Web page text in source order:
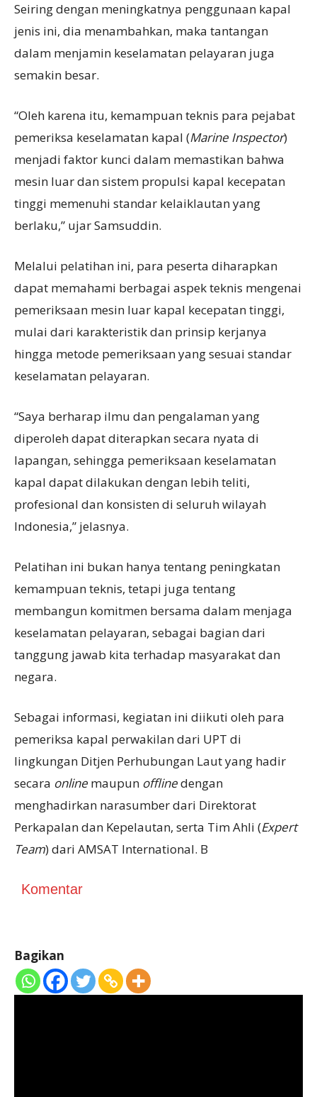
Seiring dengan meningkatnya penggunaan kapal
jenis ini, dia menambahkan, maka tantangan
dalam menjamin keselamatan pelayaran juga
semakin besar.
“Oleh karena itu, kemampuan teknis para pejabat
pemeriksa keselamatan kapal (Marine Inspector)
menjadi faktor kunci dalam memastikan bahwa
mesin luar dan sistem propulsi kapal kecepatan
tinggi memenuhi standar kelaiklautan yang
berlaku,” ujar Samsuddin.
Melalui pelatihan ini, para peserta diharapkan
dapat memahami berbagai aspek teknis mengenai
pemeriksaan mesin luar kapal kecepatan tinggi,
mulai dari karakteristik dan prinsip kerjanya
hingga metode pemeriksaan yang sesuai standar
keselamatan pelayaran.
“Saya berharap ilmu dan pengalaman yang
diperoleh dapat diterapkan secara nyata di
lapangan, sehingga pemeriksaan keselamatan
kapal dapat dilakukan dengan lebih teliti,
profesional dan konsisten di seluruh wilayah
Indonesia,” jelasnya.
Pelatihan ini bukan hanya tentang peningkatan
kemampuan teknis, tetapi juga tentang
membangun komitmen bersama dalam menjaga
keselamatan pelayaran, sebagai bagian dari
tanggung jawab kita terhadap masyarakat dan
negara.
Sebagai informasi, kegiatan ini diikuti oleh para
pemeriksa kapal perwakilan dari UPT di
lingkungan Ditjen Perhubungan Laut yang hadir
secara online maupun offlinedengan
menghadirkan narasumber dari Direktorat
Perkapalan dan Kepelautan, serta Tim Ahli (Expert
Team) dari AMSAT International. B
Komentar
Bagikan